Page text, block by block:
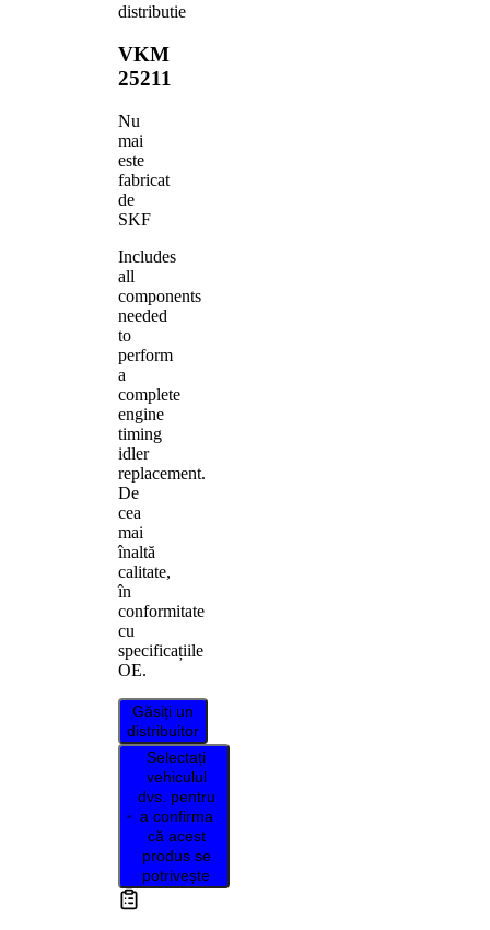
distributie
VKM
25211
Nu
mai
este
fabricat
de
SKF
Includes
all
components
needed
to
perform
a
complete
engine
timing
idler
replacement.
De
cea
mai
înaltă
calitate,
în
conformitate
cu
specificațiile
OE.
Găsiți un
distribuitor
Selectați
vehiculul
dvs. pentru
a confirma
că acest
produs se
potrivește